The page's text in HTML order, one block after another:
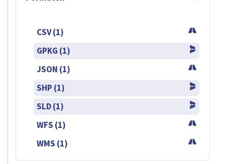
CSV (1)
GPKG (1)
JSON (1)
SHP (1)
SLD (1)
WFS (1)
WMS (1)